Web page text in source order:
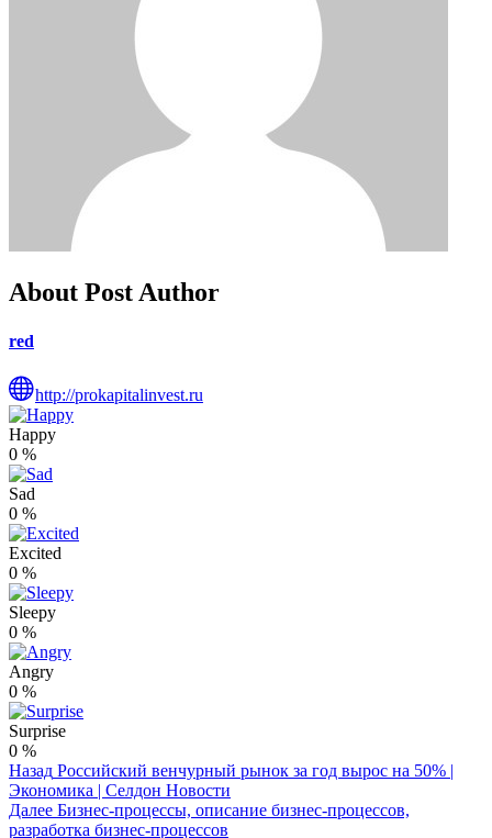
About Post Author
red
http://prokapitalinvest.ru
Happy
0 %
Sad
0 %
Excited
0 %
Sleepy
0 %
Angry
0 %
Surprise
0 %
Post
Navigation
Назад Российский венчурный рынок за год вырос на 50% |
Экономика | Селдон Новости
Далее Бизнес-процессы, описание бизнес-процессов,
разработка бизнес-процессов